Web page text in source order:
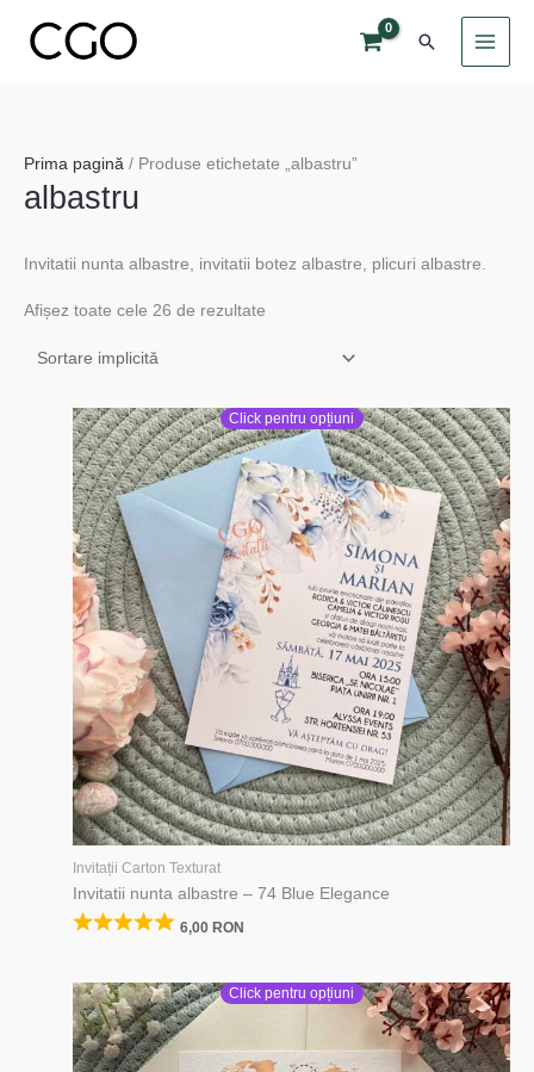
Search
Prima pagină / Produse etichetate „albastru”
albastru
Invitatii nunta albastre, invitatii botez albastre, plicuri albastre.
Afișez toate cele 26 de rezultate
Click pentru opțiuni
Invitații Carton Texturat
Invitatii nunta albastre – 74 Blue Elegance
6,00 RON
Click pentru opțiuni